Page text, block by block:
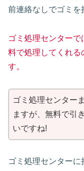
前連絡なしでゴミを
ゴミ処理センター
料で処理してくれる
す。
ゴミ処理センター
ますが、無料で引
いですね!
ゴミ処理センター